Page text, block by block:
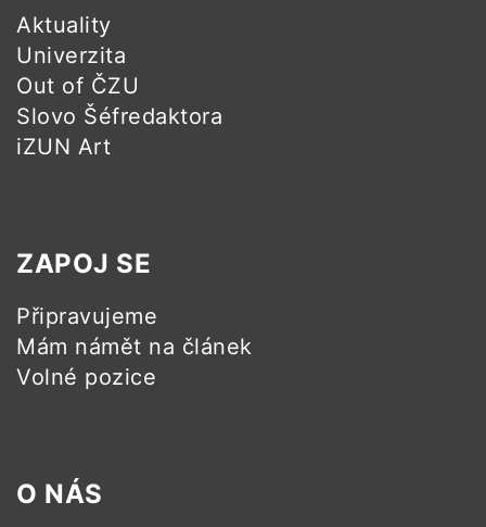
Aktuality
Univerzita
Out of ČZU
Slovo Šéfredaktora
iZUN Art
ZAPOJ SE
Připravujeme
Mám námět na článek
Volné pozice
O NÁS